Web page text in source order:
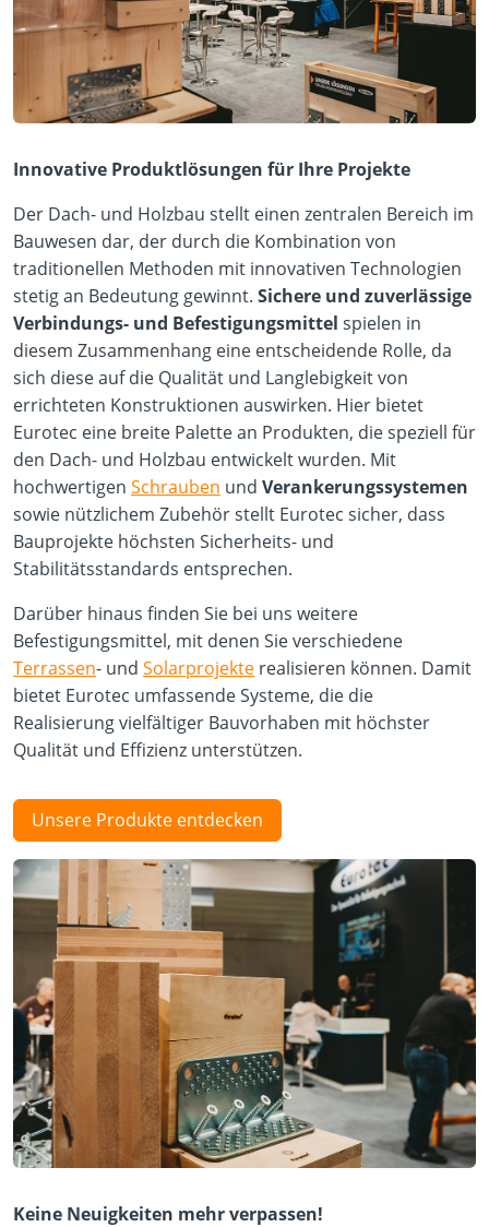
Innovative Produktlösungen für Ihre Projekte
Der Dach- und Holzbau stellt einen zentralen Bereich im
Bauwesen dar, der durch die Kombination von
traditionellen Methoden mit innovativen Technologien
stetig an Bedeutung gewinnt. Sichere und zuverlässige
Verbindungs- und Befestigungsmittel spielen in
diesem Zusammenhang eine entscheidende Rolle, da
sich diese auf die Qualität und Langlebigkeit von
errichteten Konstruktionen auswirken. Hier bietet
Eurotec eine breite Palette an Produkten, die speziell für
den Dach- und Holzbau entwickelt wurden. Mit
hochwertigen Schrauben und Verankerungssystemen
sowie nützlichem Zubehör stellt Eurotec sicher, dass
Bauprojekte höchsten Sicherheits- und
Stabilitätsstandards entsprechen.
Darüber hinaus finden Sie bei uns weitere
Befestigungsmittel, mit denen Sie verschiedene
Terrassen- und Solarprojekte realisieren können. Damit
bietet Eurotec umfassende Systeme, die die
Realisierung vielfältiger Bauvorhaben mit höchster
Qualität und Effizienz unterstützen.
Unsere Produkte entdecken
Keine Neuigkeiten mehr verpassen!